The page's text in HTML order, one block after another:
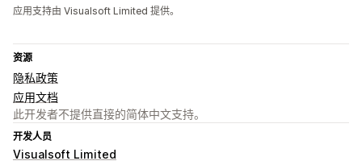
应用支持由 Visualsoft Limited 提供。
资源
隐私政策
应用文档
此开发者不提供直接的简体中文支持。
开发人员
Visualsoft Limited